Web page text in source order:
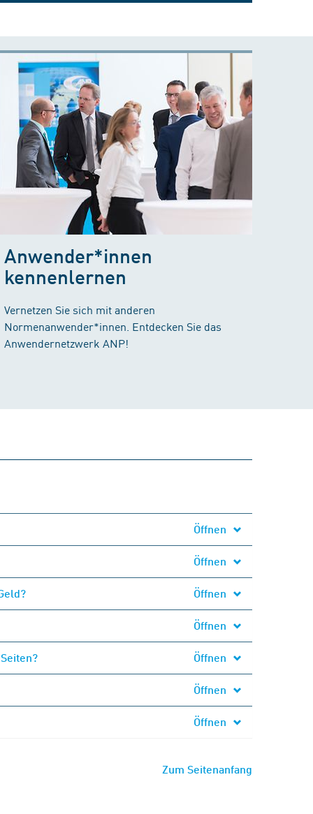
Anwender*innen
kennenlernen
Vernetzen Sie sich mit anderen
Normenanwender*innen. Entdecken Sie das
Anwendernetzwerk ANP!
Öffnen
Öffnen
Öffnen
Öffnen
Öffnen
Öffnen
Öffnen
Zum Seitenanfang